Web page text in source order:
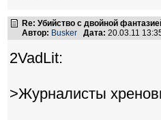
Re: Убийство с двойной
Автор: Busker Дата: 20.03.11
2VadLit:
>Журналисты